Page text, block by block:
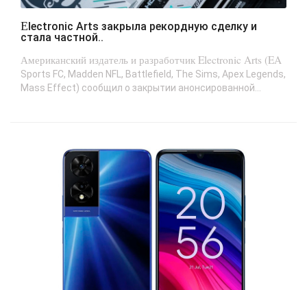
Electronic Arts закрыла рекордную сделку и
стала частной..
Американский издатель и разработчик Electronic Arts (EA
Sports FC, Madden NFL, Battlefield, The Sims, Apex Legends,
Mass Effect) сообщил о закрытии анонсированной...